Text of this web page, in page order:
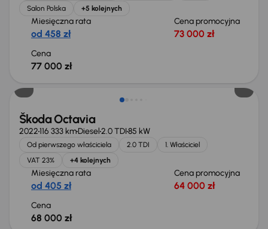
Salon Polska
+5 kolejnych
Miesięczna rata
od 458 zł
Cena promocyjna
73 000 zł
Cena
77 000 zł
Škoda Octavia
2022116 333 kmDiesel2.0 TDI85 kW
Od pierwszego właściciela 2.0 TDI
1. Właściciel
VAT 23%
+4 kolejnych
Miesięczna rata
od 405 zł
Cena promocyjna
64 000 zł
Cena
68 000 zł
Taniej o 1 000 zł